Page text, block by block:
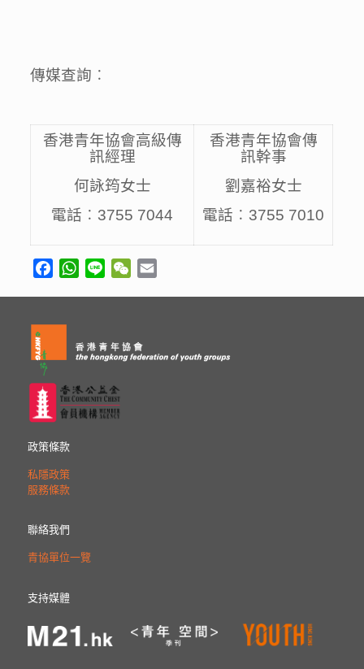
傳媒查詢︰
香港青年協會高級傳
訊經理
何詠筠女士
電話︰3755 7044
香港青年協會傳
訊幹事
劉嘉裕女士
電話︰3755 7010
FacebookWhatsApp
Line WeChat
政策條款
私隱政策
服務條款
聯絡我們
青協單位一覽
支持媒體